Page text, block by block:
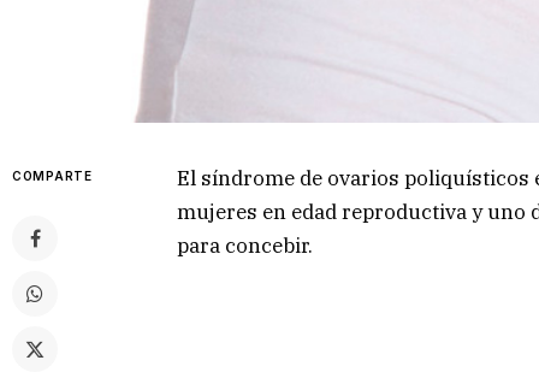
COMPARTE
El síndrome de ovarios poliquísticos
mujeres en edad reproductiva y uno
para concebir.